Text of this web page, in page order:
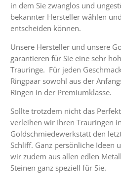
in dem Sie zwanglos und
bekannter Hersteller wählen
entscheiden können.
Unsere Hersteller und unsere
garantieren für Sie eine sehr
Trauringe. Für jeden
Ringpaar sowohl aus der
Ringen in der Premiumklasse.
Sollte trotzdem nicht das
verleihen wir Ihren Trauringen
Goldschmiedewerkstatt den
Schliff. Ganz persönliche Ideen
wir zudem aus allen edlen
Steinen ganz speziell für Sie.